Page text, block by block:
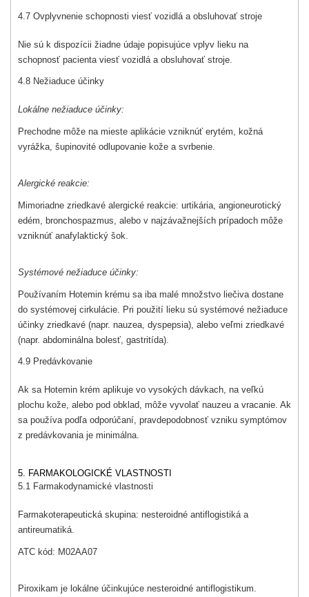
4.7 Ovplyvnenie schopnosti viesť vozidlá a obsluhovať stroje
Nie sú k dispozícii žiadne údaje popisujúce vplyv lieku na
schopnosť pacienta viesť vozidlá a obsluhovať stroje.
4.8 Nežiaduce účinky
Lokálne nežiaduce účinky:
Prechodne môže na mieste aplikácie vzniknúť erytém, kožná
vyrážka, šupinovité odlupovanie kože a svrbenie.
Alergické reakcie:
Mimoriadne zriedkavé alergické reakcie: urtikária, angioneurotický
edém, bronchospazmus, alebo v najzávažnejších prípadoch môže
vzniknúť anafylaktický šok.
Systémové nežiaduce účinky:
Používaním Hotemin krému sa iba malé množstvo liečiva dostane
do systémovej cirkulácie. Pri použití lieku sú systémové nežiaduce
účinky zriedkavé (napr. nauzea, dyspepsia), alebo veľmi zriedkavé
(napr. abdominálna bolesť, gastritída).
4.9 Predávkovanie
Ak sa Hotemin krém aplikuje vo vysokých dávkach, na veľkú
plochu kože, alebo pod obklad, môže vyvolať nauzeu a vracanie. Ak
sa používa podľa odporúčaní, pravdepodobnosť vzniku symptómov
z predávkovania je minimálna.
5. FARMAKOLOGICKÉ VLASTNOSTI
5.1 Farmakodynamické vlastnosti
Farmakoterapeutická skupina: nesteroidné antiflogistiká a
antireumatiká.
ATC kód: M02AA07
Piroxikam je lokálne účinkujúce nesteroidné antiflogistikum.